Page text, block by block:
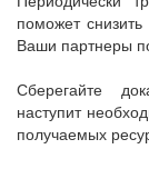
поможет
Ваши партнеры
Сберегайте
наступит
получаемых